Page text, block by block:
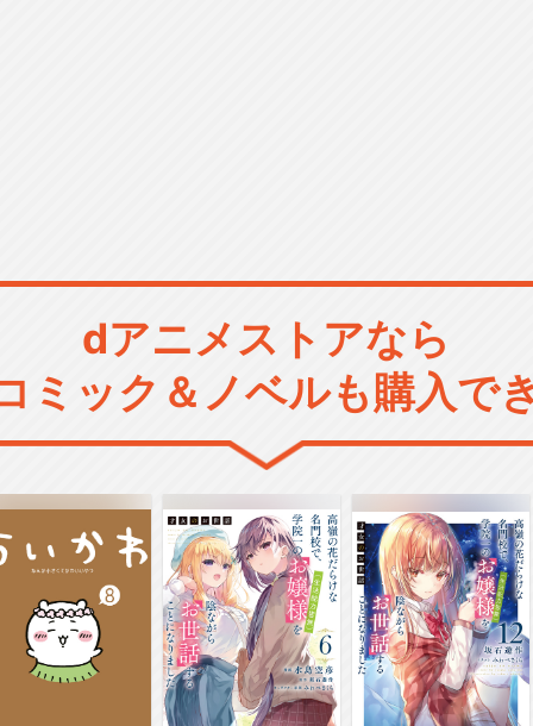
dアニメストアなら
ミック＆ノベルも購入で